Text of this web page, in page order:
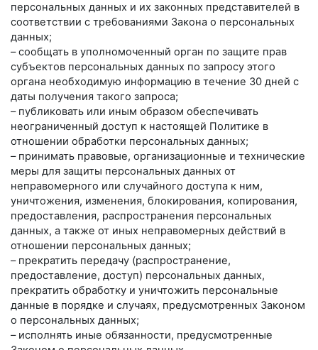
персональных данных и их законных представителей в
соответствии с требованиями Закона о персональных
данных;
– сообщать в уполномоченный орган по защите прав
субъектов персональных данных по запросу этого
органа необходимую информацию в течение 30 дней с
даты получения такого запроса;
– публиковать или иным образом обеспечивать
неограниченный доступ к настоящей Политике в
отношении обработки персональных данных;
– принимать правовые, организационные и технические
меры для защиты персональных данных от
неправомерного или случайного доступа к ним,
уничтожения, изменения, блокирования, копирования,
предоставления, распространения персональных
данных, а также от иных неправомерных действий в
отношении персональных данных;
– прекратить передачу (распространение,
предоставление, доступ) персональных данных,
прекратить обработку и уничтожить персональные
данные в порядке и случаях, предусмотренных Законом
о персональных данных;
– исполнять иные обязанности, предусмотренные